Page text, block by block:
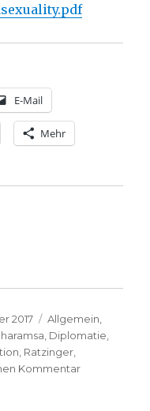
E-Mail
Mehr
2017 Kategorien
Allgemein,
, Diplomatie,
, Ratzinger,
Kommentarzu